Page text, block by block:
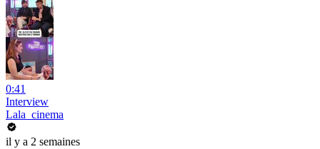
0:41
Interview
Lala_cinema
il y a 2 semaines